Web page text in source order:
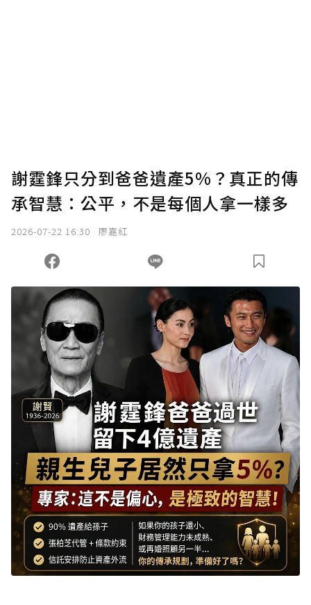
謝霆鋒只分到爸爸遺產5%？真正的傳
承智慧：公平，不是每個人拿一樣多
2026-07-22 16:30 廖嘉紅